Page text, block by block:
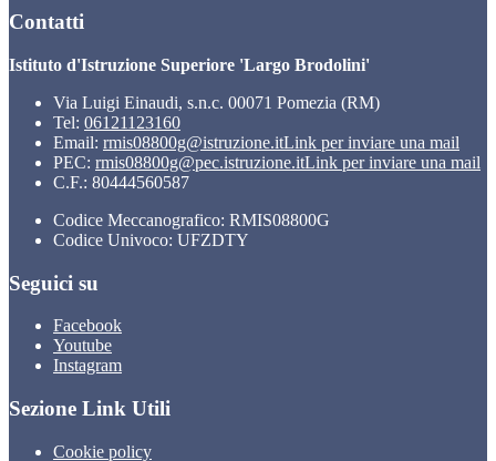
Contatti
Istituto d'Istruzione Superiore 'Largo Brodolini'
Via Luigi Einaudi, s.n.c. 00071 Pomezia (RM)
Tel: 06121123160
Email: rmis08800g@istruzione.itLink per inviare una mail
PEC: rmis08800g@pec.istruzione.itLink per inviare una mail
C.F.: 80444560587
Codice Meccanografico: RMIS08800G
Codice Univoco: UFZDTY
Seguici su
Facebook
Youtube
Instagram
Sezione Link Utili
Cookie policy